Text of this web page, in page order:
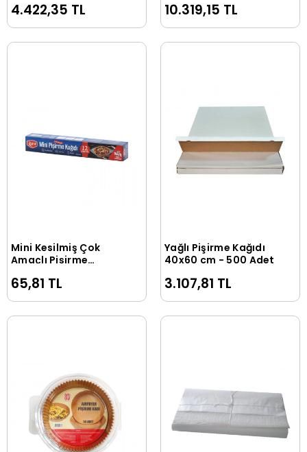
4.422,35 TL 10.319,15 TL
Sepete Ekle
Mini Kesilmiş Çok
Amaçlı Pişirme
Yaprak
65,81 TL
Sepete Ekle
Yağlı Pişirme Kağıdı
40x60 cm - 500 Adet
3.107,81 TL